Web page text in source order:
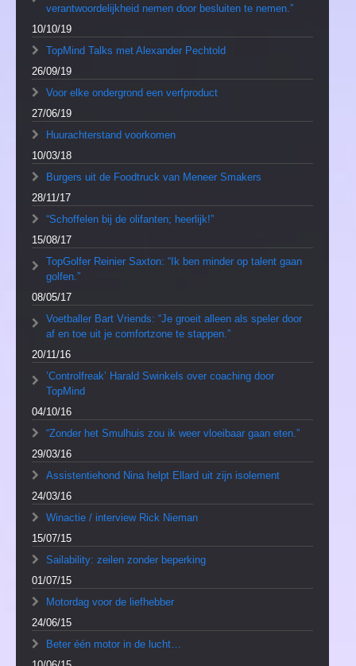
verantwoordelijkheid nemen door besluiten te nemen.”
10/10/19
TopMind Talks met Alexander Pechtold
26/09/19
Voor elke ondergrond een verfproduct
27/06/19
Huurachterstand voorkomen
10/03/18
Burgers uit de Foodtruck van Meneer Smakers
28/11/17
“Schoffelen bij de olifanten; heerlijk!”
15/08/17
TopGolfer Reinier Saxton: “Ik ben minder op talent gaan
golfen.”
08/05/17
Voetballer Bart Vriends: “Je groeit alleen als speler door
af en toe uit je comfortzone te stappen.”
20/11/16
’Controlfreak’ Harald Swinkels over coaching door
TopMind
04/10/16
“Zonder het Smulhuis zou ik weer vloeibaar gaan eten.”
29/03/16
Assistentiehond Nina helpt Ellard uit zijn isolement
24/03/16
Winactie / interview Rick Nieman
15/07/15
Sailability: zeilen zonder beperking
01/07/15
Motordag voor de liefhebber
24/06/15
Beter één motor in de lucht…